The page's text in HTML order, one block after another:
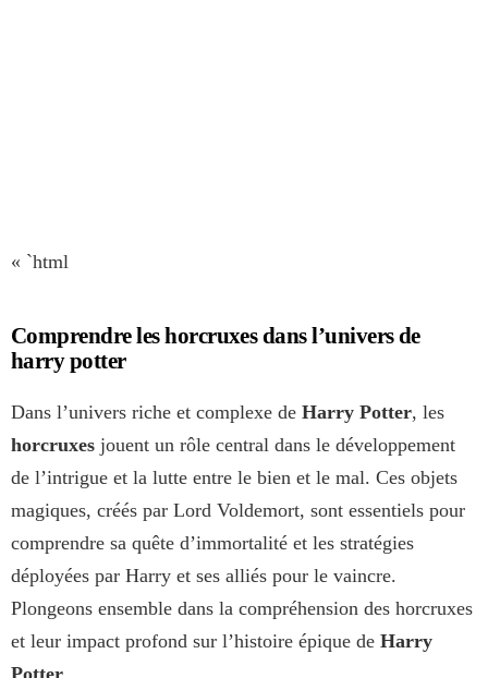
« `html
Comprendre les horcruxes dans l’univers de
harry potter
Dans l’univers riche et complexe de Harry Potter, les
horcruxes jouent un rôle central dans le développement
de l’intrigue et la lutte entre le bien et le mal. Ces objets
magiques, créés par Lord Voldemort, sont essentiels pour
comprendre sa quête d’immortalité et les stratégies
déployées par Harry et ses alliés pour le vaincre.
Plongeons ensemble dans la compréhension des horcruxes
et leur impact profond sur l’histoire épique de Harry
Potter